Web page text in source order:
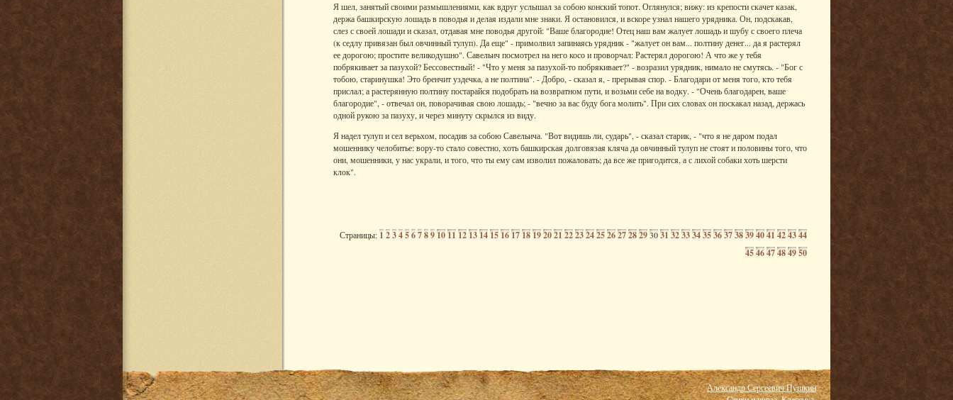
Я шел, занятый своими размышлениями, как вдруг услышал за собою конский топот. Оглянулся; вижу: из крепости скачет казак,
держа башкирскую лошадь в поводья и делая издали мне знаки. Я остановился, и вскоре узнал нашего урядника. Он, подскакав,
слез с своей лошади и сказал, отдавая мне поводья другой: "Ваше благородие! Отец наш вам жалует лошадь и шубу с своего плеча
(к седлу привязан был овчинный тулуп). Да еще" - примолвил запинаясь урядник - "жалует он вам... полтину денег... да я растерял
ее дорогою; простите великодушно". Савельич посмотрел на него косо и проворчал: Растерял дорогою! А что же у тебя
побрякивает за пазухой? Бессовестный! - "Что у меня за пазухой-то побрякивает?" - возразил урядник, нимало не смутясь. - "Бог с
тобою, старинушка! Это бренчит уздечка, а не полтина". - Добро, - сказал я, - прерывая спор. - Благодари от меня того, кто тебя
прислал; а растерянную полтину постарайся подобрать на возвратном пути, и возьми себе на водку. - "Очень благодарен, ваше
благородие", - отвечал он, поворачивая свою лошадь; - "вечно за вас буду бога молить". При сих словах он поскакал назад, держась
одной рукою за пазуху, и через минуту скрылся из виду.
Я надел тулуп и сел верьхом, посадив за собою Савельича. "Вот видишь ли, сударь", - сказал старик, - "что я не даром подал
мошеннику челобитье: вору-то стало совестно, хоть башкирская долговязая кляча да овчинный тулуп не стоят и половины того, что
они, мошенники, у нас украли, и того, что ты ему сам изволил пожаловать; да все же пригодится, а с лихой собаки хоть шерсти
клок".
Страницы:1 234567891011121314151617181920212223242526272829303132333435363738394041424344
454647484950
Александр Сергеевич Пушкин